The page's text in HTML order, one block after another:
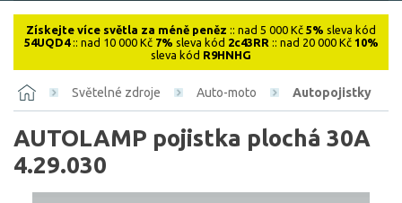
Získejte více světla za méně peněz :: nad 5 000 Kč 5% sleva kód
54UQD4:: nad 10 000 Kč 7% sleva kód 2c43RR :: nad 20 000 Kč 10%
sleva kód R9HNHG
Světelné zdroje Auto-moto Autopojistky
AUTOLAMP pojistka plochá 30A
4.29.030